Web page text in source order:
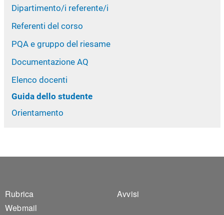
Dipartimento/i referente/i
Referenti del corso
PQA e gruppo del riesame
Documentazione AQ
Elenco docenti
Guida dello studente
Orientamento
Footer 1
Rubrica
Webmail
Footer 2
Avvisi